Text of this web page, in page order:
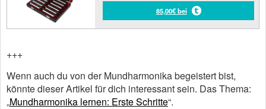
85,00€ bei
+++
Wenn auch du von der Mundharmonika begeistert bist,
könnte dieser Artikel für dich interessant sein. Das Thema:
„Mundharmonika lernen: Erste Schritte“.